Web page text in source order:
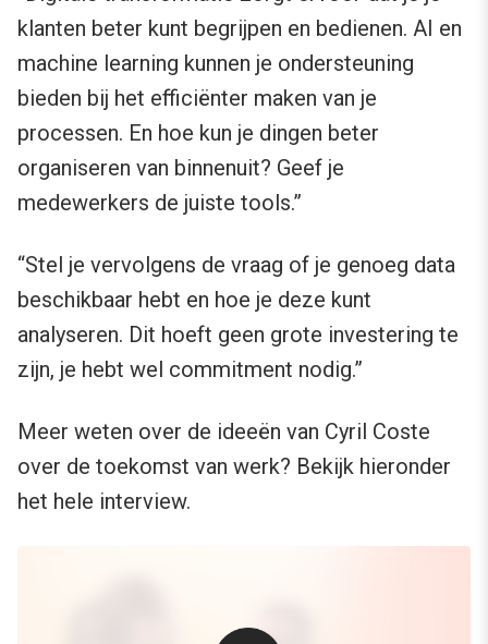
klanten beter kunt begrijpen en bedienen. AI en
machine learning kunnen je ondersteuning
bieden bij het efficiënter maken van je
processen. En hoe kun je dingen beter
organiseren van binnenuit? Geef je
medewerkers de juiste tools.”
“Stel je vervolgens de vraag of je genoeg data
beschikbaar hebt en hoe je deze kunt
analyseren. Dit hoeft geen grote investering te
zijn, je hebt wel commitment nodig.”
Meer weten over de ideeën van Cyril Coste
over de toekomst van werk? Bekijk hieronder
het hele interview.